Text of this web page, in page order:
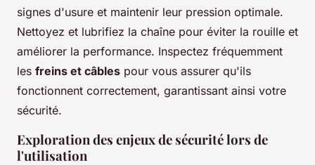
signes d'usure et maintenir leur pression optimale.
Nettoyez et lubrifiez la chaîne pour éviter la rouille et
améliorer la performance. Inspectez fréquemment
les freins et câbles pour vous assurer qu'ils
fonctionnent correctement, garantissant ainsi votre
sécurité.
Exploration des enjeux de sécurité lors de
l'utilisation